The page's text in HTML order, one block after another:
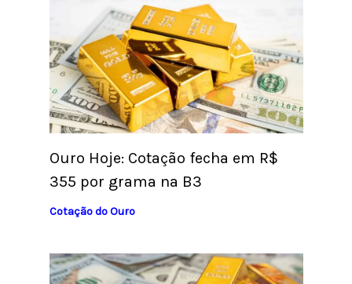
Ouro Hoje: Cotação fecha em R$
355 por grama na B3
Cotação do Ouro